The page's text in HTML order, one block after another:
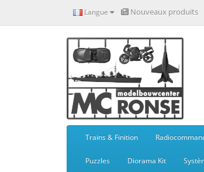
Langue Nouveaux produits
Trains & Finition
Puzzles Diorama Kit